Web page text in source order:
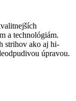
a technológiám.
strihov ako aj hi-
úpravou.